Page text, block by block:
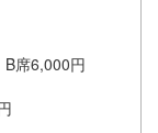
席6,000円